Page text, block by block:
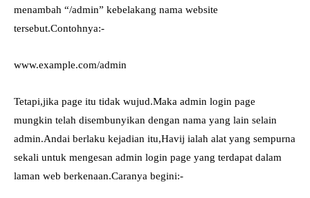
menambah “/admin” kebelakang nama website
tersebut.Contohnya:-
www.example.com/admin
Tetapi,jika page itu tidak wujud.Maka admin login page
mungkin telah disembunyikan dengan nama yang lain selain
admin.Andai berlaku kejadian itu,Havij ialah alat yang sempurna
sekali untuk mengesan admin login page yang terdapat dalam
laman web berkenaan.Caranya begini:-